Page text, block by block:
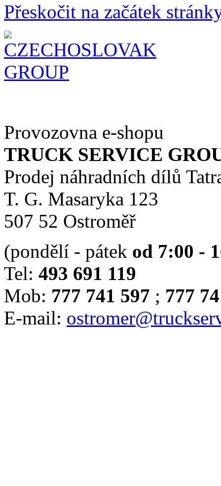
Přeskočit na začátek
Provozovna e-shopu
TRUCK SERVICE
Prodej náhradních dílů
T. G. Masaryka 123
507 52 Ostroměř
(pondělí - pátek od 7:00 -
Tel: 493 691 119
Mob: 777 741 597 ; 777
E-mail: